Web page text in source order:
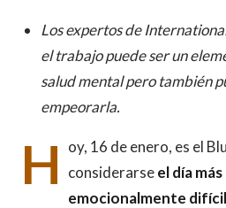
Los expertos de
el trabajo puede ser un
salud mental pero también
empeorarla.
H
oy, 16 de enero, es el
considerarseel día
emocionalmente